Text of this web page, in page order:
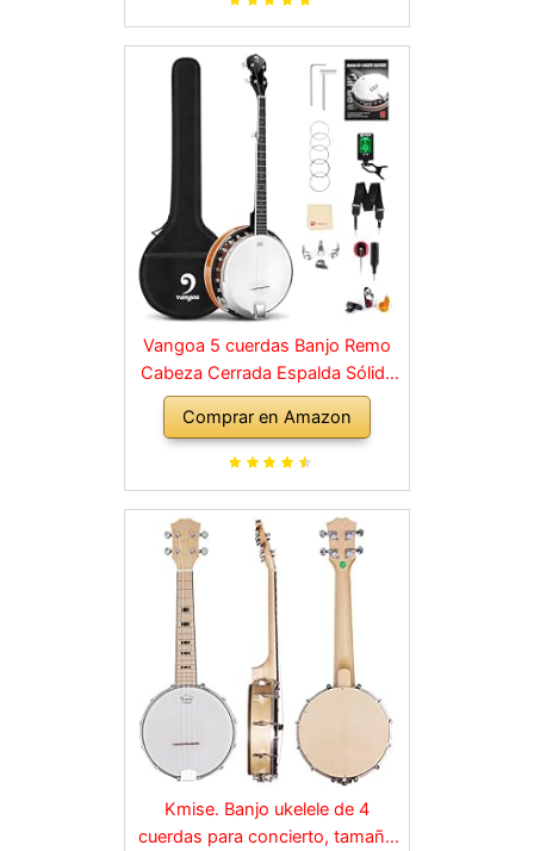
Vangoa 5 cuerdas Banjo Remo
Cabeza Cerrada Espalda Sólida
con kit de Principiante,
Sintonizador, Correa, Recogida,
Cuerdas, Selecciones y Bolsa
Comprar en Amazon
Kmise. Banjo ukelele de 4
cuerdas para concierto, tamaño